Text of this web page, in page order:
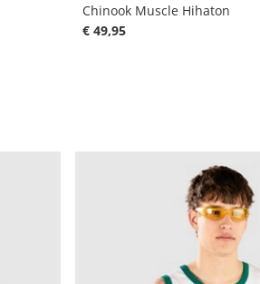
Chinook Muscle Hihaton
€ 49,95